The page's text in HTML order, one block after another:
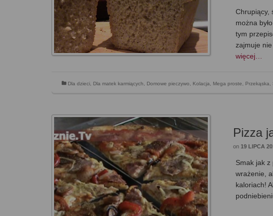
Chrupiący,
można
tym
zajmuje
więcej…
Dla dzieci, Dla matek karmiących, Domowe pieczywo, Kolacja, Mega proste, Przekąska,
Pizza
on 19 LIPCA
Smak jak
wrażenie,
kaloriach!